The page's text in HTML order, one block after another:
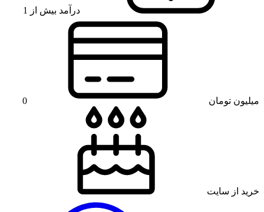
درآمد بیش از 1
میلیون تومان 0
خرید از سایت